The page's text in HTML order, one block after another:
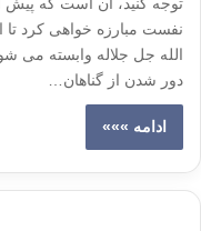
نفست مبارزه خواهی کرد
الله جل جلاله وابسته می
دور شدن از گناهان…
ادامه »»»